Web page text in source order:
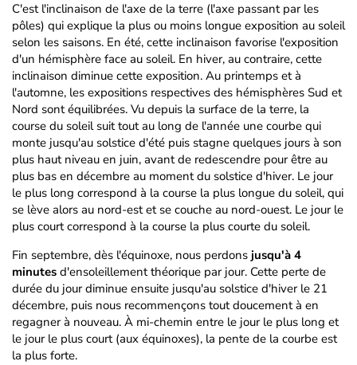
C'est l'inclinaison de l'axe de la terre (l'axe passant par les
pôles) qui explique la plus ou moins longue exposition au soleil
selon les saisons. En été, cette inclinaison favorise l'exposition
d'un hémisphère face au soleil. En hiver, au contraire, cette
inclinaison diminue cette exposition. Au printemps et à
l'automne, les expositions respectives des hémisphères Sud et
Nord sont équilibrées. Vu depuis la surface de la terre, la
course du soleil suit tout au long de l'année une courbe qui
monte jusqu'au solstice d'été puis stagne quelques jours à son
plus haut niveau en juin, avant de redescendre pour être au
plus bas en décembre au moment du solstice d'hiver. Le jour
le plus long correspond à la course la plus longue du soleil, qui
se lève alors au nord-est et se couche au nord-ouest. Le jour le
plus court correspond à la course la plus courte du soleil.
Fin septembre, dès l'équinoxe, nous perdons jusqu'à 4
minutes d'ensoleillement théorique par jour. Cette perte de
durée du jour diminue ensuite jusqu'au solstice d'hiver le 21
décembre, puis nous recommençons tout doucement à en
regagner à nouveau. À mi-chemin entre le jour le plus long et
le jour le plus court (aux équinoxes), la pente de la courbe est
la plus forte.